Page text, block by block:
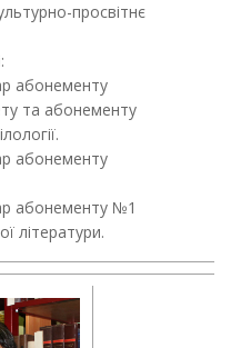
просвітнє
абонементу
та абонементу
абонементу
абонементу №1
літератури.